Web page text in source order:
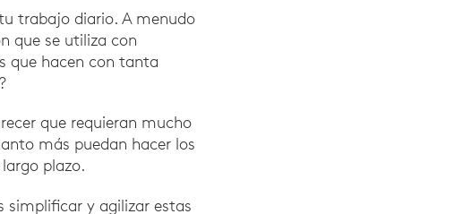
trabajo diario. A menudo
que se utiliza con
que hacen con tanta
que requieran mucho
más puedan hacer los
plazo.
simplificar y agilizar estas